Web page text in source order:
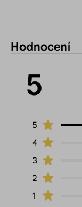
Hodnocení
5
5
4
3
2
1